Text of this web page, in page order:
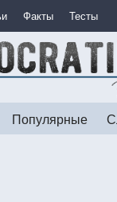
Факты Тесты
Популярные